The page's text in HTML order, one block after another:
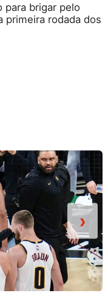
para brigar pelo
primeira rodada dos
›